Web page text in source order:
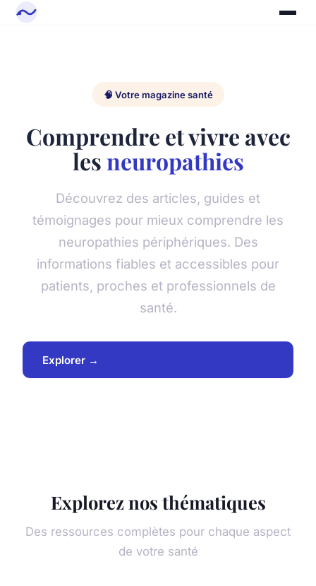
🧠 Votre magazine santé
Comprendre et vivre avec
lesneuropathies
Découvrez des articles, guides et
témoignages pour mieux comprendre les
neuropathies périphériques. Des
informations fiables et accessibles pour
patients, proches et professionnels de
santé.
Explorer →
Explorez nos thématiques
Des ressources complètes pour chaque aspect
de votre santé